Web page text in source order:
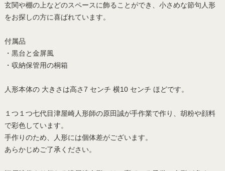
玄関や棚の上などのスペースに飾ることができ、小さめな節句人形
をお探しの方に喜ばれています。
付属品
・黒台と金屏風
・収納保管用の桐箱
人形本体の 大きさは高さ7 センチ 横10 センチ ほどです。
１つ１つ七代目津屋崎人形師の原田誠が手作業で作り、胡粉や顔料
で彩色しています。
手作りのため、人形には個体差がございます。
あらかじめご了承ください。